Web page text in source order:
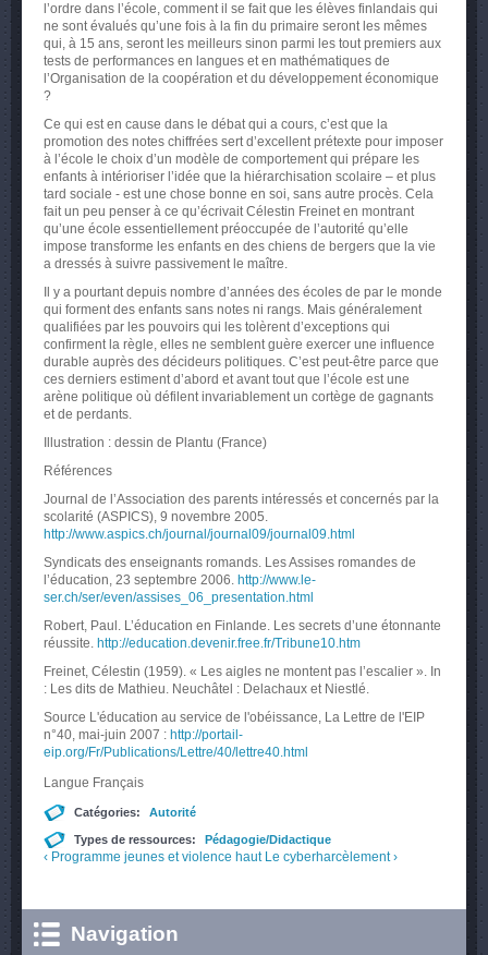
l’ordre dans l’école, comment il se fait que les élèves finlandais qui
ne sont évalués qu’une fois à la fin du primaire seront les mêmes
qui, à 15 ans, seront les meilleurs sinon parmi les tout premiers aux
tests de performances en langues et en mathématiques de
l’Organisation de la coopération et du développement économique
?
Ce qui est en cause dans le débat qui a cours, c’est que la
promotion des notes chiffrées sert d’excellent prétexte pour imposer
à l’école le choix d’un modèle de comportement qui prépare les
enfants à intérioriser l’idée que la hiérarchisation scolaire – et plus
tard sociale - est une chose bonne en soi, sans autre procès. Cela
fait un peu penser à ce qu’écrivait Célestin Freinet en montrant
qu’une école essentiellement préoccupée de l’autorité qu’elle
impose transforme les enfants en des chiens de bergers que la vie
a dressés à suivre passivement le maître.
Il y a pourtant depuis nombre d’années des écoles de par le monde
qui forment des enfants sans notes ni rangs. Mais généralement
qualifiées par les pouvoirs qui les tolèrent d’exceptions qui
confirment la règle, elles ne semblent guère exercer une influence
durable auprès des décideurs politiques. C’est peut-être parce que
ces derniers estiment d’abord et avant tout que l’école est une
arène politique où défilent invariablement un cortège de gagnants
et de perdants.
Illustration : dessin de Plantu (France)
Références
Journal de l’Association des parents intéressés et concernés par la
scolarité (ASPICS), 9 novembre 2005.
http://www.aspics.ch/journal/journal09/journal09.html
Syndicats des enseignants romands. Les Assises romandes de
l’éducation, 23 septembre 2006. http://www.le-
ser.ch/ser/even/assises_06_presentation.html
Robert, Paul. L’éducation en Finlande. Les secrets d’une étonnante
réussite. http://education.devenir.free.fr/Tribune10.htm
Freinet, Célestin (1959). « Les aigles ne montent pas l’escalier ». In
: Les dits de Mathieu. Neuchâtel : Delachaux et Niestlé.
Source L'éducation au service de l'obéissance, La Lettre de l'EIP
n°40, mai-juin 2007 : http://portail-
eip.org/Fr/Publications/Lettre/40/lettre40.html
Langue Français
Catégories: Autorité
Types de ressources: Pédagogie/Didactique
‹ Programme jeunes et violence haut Le cyberharcèlement ›
Navigation